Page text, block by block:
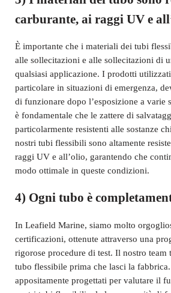
carburante, ai raggi UV e
È importante che i materiali dei tubi
alle sollecitazioni e alle sollecitazioni di
qualsiasi applicazione. I prodotti
particolare in situazioni di emergenza,
di funzionare dopo l’esposizione a varie
è fondamentale che le zattere di
particolarmente resistenti alle sostanze
nostri tubi flessibili sono altamente
raggi UV e all’olio, garantendo che
modo ottimale in queste condizioni.
4) Ogni tubo è
In Leafield Marine, siamo molto
certificazioni, ottenute attraverso una
rigorose procedure di test. Il nostro team
tubo flessibile prima che lasci la
appositamente progettati per valutare il